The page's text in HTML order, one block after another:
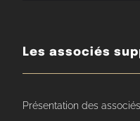
Les associés
Présentation des